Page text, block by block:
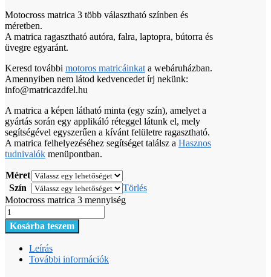
Motocross matrica 3 több választható színben és
méretben.
A matrica ragasztható autóra, falra, laptopra, bútorra és
üvegre egyaránt.
Keresd további motoros matricáinkat a webáruházban.
Amennyiben nem látod kedvencedet írj nekünk:
info@matricazdfel.hu
A matrica a képen látható minta (egy szín), amelyet a
gyártás során egy applikáló réteggel látunk el, mely
segítségével egyszerűen a kívánt felületre ragasztható.
A matrica felhelyezéséhez segítséget találsz a Hasznos
tudnivalók menüpontban.
Méret
Szín
Törlés
Motocross matrica 3 mennyiség
Kosárba teszem
Leírás
További információk